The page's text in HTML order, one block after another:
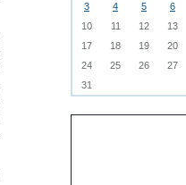
3
4 5 6
10
11 12 13
17
18 19 20
24
25 26 27
31